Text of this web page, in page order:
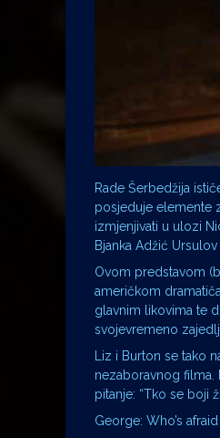
Rade Šerbedžija
posjeduje elemente
izmjenjivati u ulozi
Bjanka Adžić
Ovom predstavom
američkom
glavnim likovima te
svojevremeno
Liz i Burton se tako
nezaboravnog filma.
pitanje: “Tko se boji
George: Who’s